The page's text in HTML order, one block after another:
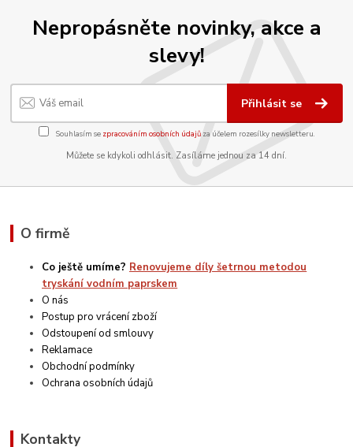
Nepropásněte novinky, akce a
slevy!
Přihlásit se
Souhlasím se zpracováním osobních údajůza účelem rozesílky newsletteru.
Můžete se kdykoli odhlásit. Zasíláme jednou za 14 dní.
O firmě
Co ještě umíme? Renovujeme díly šetrnou metodou
tryskání vodním paprskem
O nás
Postup pro vrácení zboží
Odstoupení od smlouvy
Reklamace
Obchodní podmínky
Ochrana osobních údajů
Kontakty